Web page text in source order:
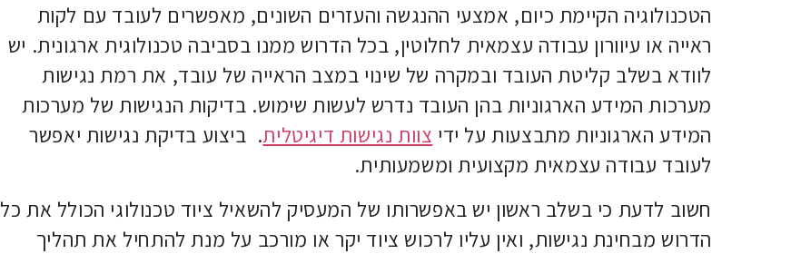
הטכנולוגיה הקיימת כיום, אמצעי ההנגשה והעזרים השונים, מאפשרים לעובד עם לקות
ראייה או עיוורון עבודה עצמאית לחלוטין, בכל הדרוש ממנו בסביבה טכנולוגית ארגונית. יש
לוודא בשלב קליטת העובד ובמקרה של שינוי במצב הראייה של עובד, את רמת נגישות
מערכות המידע הארגוניות בהן העובד נדרש לעשות שימוש. בדיקות הנגישות של מערכות
המידע הארגוניות מתבצעות על ידי צוות נגישות דיגיטלית. ביצוע בדיקת נגישות יאפשר
לעובד עבודה עצמאית מקצועית ומשמעותית.
חשוב לדעת כי בשלב ראשון יש באפשרותו של המעסיק להשאיל ציוד טכנולוגי הכולל את כל
הדרוש מבחינת נגישות, ואין עליו לרכוש ציוד יקר או מורכב על מנת להתחיל את תהליך